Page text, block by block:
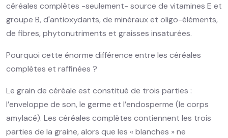
céréales complètes -seulement- source de vitamines E et
groupe B, d'antioxydants, de minéraux et oligo-éléments,
de fibres, phytonutriments et graisses insaturées.
Pourquoi cette énorme différence entre les céréales
complètes et raffinées ?
Le grain de céréale est constitué de trois parties :
l’enveloppe de son, le germe et l’endosperme (le corps
amylacé). Les céréales complètes contiennent les trois
parties de la graine, alors que les « blanches » ne